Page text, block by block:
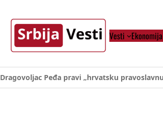
Vesti Ekonomija
Đilas/Šolak propaganda uspela u